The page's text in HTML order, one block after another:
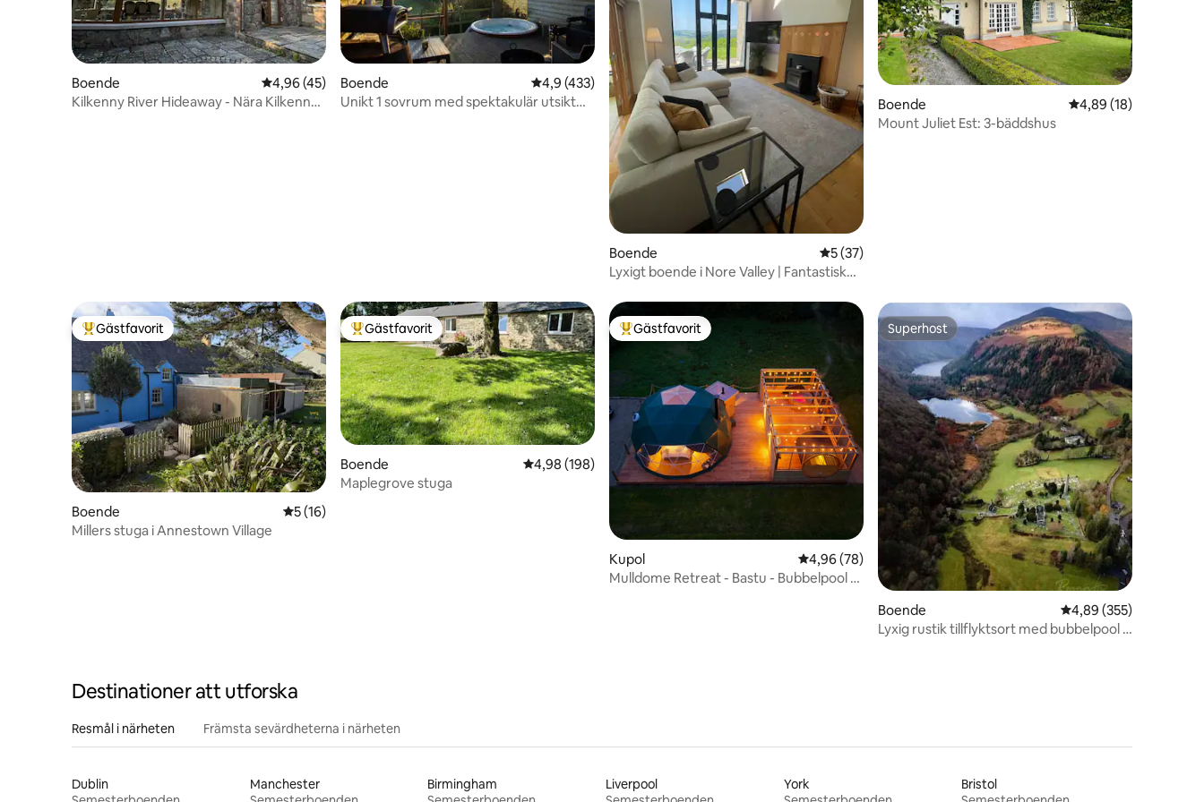
Boende 4,96 av 5 i genomsnittligt betyg, 45 omdömen
4,96 (45)
Kilkenny River Hideaway - Nära Kilkenny
Boende 4,9 av 5 i genomsnittligt betyg, 433 omdömen
4,9 (433)
Unikt 1 sovrum med spektakulär utsikt
Boende 5 av 5 i genomsnittligt betyg, 37 omdömen
5 (37)
Lyxigt boende i Nore Valley | Fantastisk
Boende 4,89 av 5 i
4,89 (18)
Mount Juliet Est: 3-bäddshus
Populär gästfavorit
Gästfavorit
Boende 5 av 5 i genomsnittligt betyg, 16 omdömen
5 (16)
Millers stuga i Annestown Village
Populär gästfavorit
Gästfavorit
Boende 4,98 av 5 i genomsnittligt betyg, 198 omdömen
4,98 (198)
Maplegrove stuga
Populär gästfavorit
Gästfavorit
Kupol 4,96 av 5 i genomsnittligt betyg, 78 omdömen
4,96 (78)
Mulldome Retreat - Bastu - Bubbelpool -
Superhost
Superhost
Boende 4,89 av 5 i
4,89 (355)
Lyxig rustik tillflyktsort med bubbelpool i
Destinationer att utforska
Resmål i närheten Främsta sevärdheterna i närheten
Dublin
Manchester
Birmingham
Liverpool
York
Bristol